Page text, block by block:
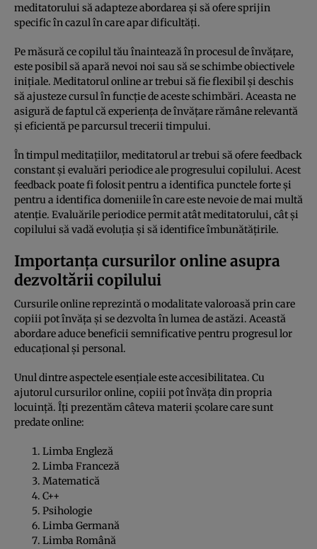
meditatorului să adapteze abordarea și să ofere sprijin
specific în cazul în care apar dificultăți.
Pe măsură ce copilul tău înaintează în procesul de învățare,
este posibil să apară nevoi noi sau să se schimbe obiectivele
inițiale. Meditatorul online ar trebui să fie flexibil și deschis
să ajusteze cursul în funcție de aceste schimbări. Aceasta ne
asigură de faptul că experiența de învățare rămâne relevantă
și eficientă pe parcursul trecerii timpului.
În timpul meditațiilor, meditatorul ar trebui să ofere feedback
constant și evaluări periodice ale progresului copilului. Acest
feedback poate fi folosit pentru a identifica punctele forte și
pentru a identifica domeniile în care este nevoie de mai multă
atenție. Evaluările periodice permit atât meditatorului, cât și
copilului să vadă evoluția și să identifice îmbunătățirile.
Importanța cursurilor online asupra
dezvoltării copilului
Cursurile online reprezintă o modalitate valoroasă prin care
copiii pot învăța și se dezvolta în lumea de astăzi. Această
abordare aduce beneficii semnificative pentru progresul lor
educațional și personal.
Unul dintre aspectele esențiale este accesibilitatea. Cu
ajutorul cursurilor online, copiii pot învăța din propria
locuință. Îți prezentăm câteva materii școlare care sunt
predate online:
Limba Engleză
Limba Franceză
Matematică
C++
Psihologie
Limba Germană
Limba Română